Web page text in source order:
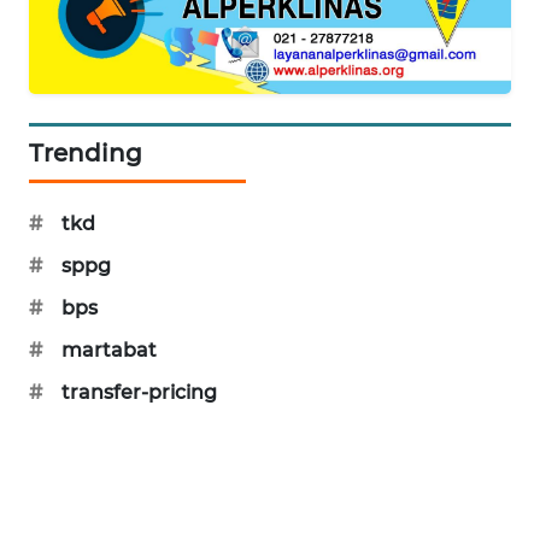
Trending
#
tkd
#
sppg
#
bps
#
martabat
#
transfer-pricing
NEWS
NEWS
JURNAL
MARITIM
NEWS
GARONGGANG